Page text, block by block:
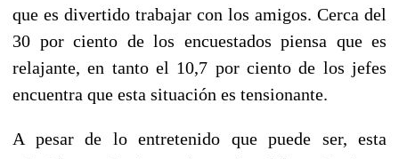
que es divertido trabajar con los amigos. Cerca del
30 por ciento de los encuestados piensa que es
relajante, en tanto el 10,7 por ciento de los jefes
encuentra que esta situación es tensionante.
A pesar de lo entretenido que puede ser, esta